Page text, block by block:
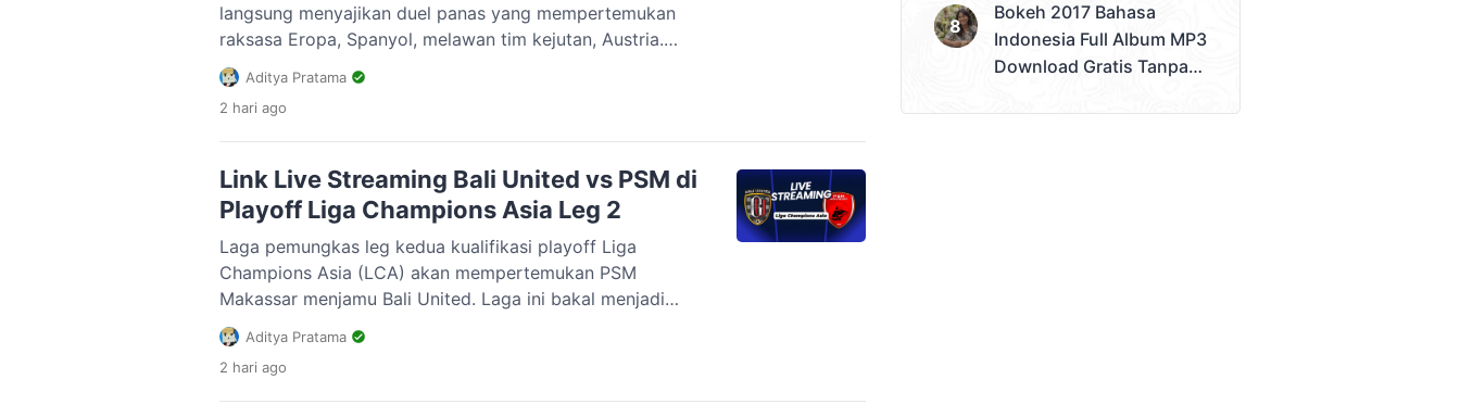
langsung menyajikan duel panas yang mempertemukan
raksasa Eropa, Spanyol, melawan tim kejutan, Austria.
Pertandingan hidup-mati ini akan digelar di Stadion Los
Angeles, Amerika Serikat, pada Jumat, 3 Juli 2026, pukul
02.00 WIB.Bagi kedua tim, tidak ada ruang untuk
melakukan kesalahan. Kemenangan menjadi harga mati
jika ingin […]
Aditya Pratama
2 hari ago
Link Live Streaming Bali United vs PSM di
Playoff Liga Champions Asia Leg 2
Laga pemungkas leg kedua kualifikasi playoff Liga
Champions Asia (LCA) akan mempertemukan PSM
Makassar menjamu Bali United. Laga ini bakal menjadi
penentu tim yang lolos ke kompetisi antar klub se-
Asia.Leg kedua antara PSM Makassar melawan Bali United
akan berlangsung di Stadion Gelora BJ Habibie (GBH),
Parepare, Sabtu (10/6/2023). Kickoff dimulai pukul 19.30
Aditya Pratama
2 hari ago
Bokeh Tanpa Batas
Bokeh 2017 Bahasa
Indonesia Full Album MP3
Download Gratis Tanpa